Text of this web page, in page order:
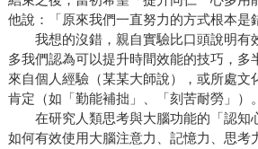
他說：「原來我們一直努力的方式根本是
我想的沒錯，親自實驗比口頭說明有
多我們認為可以提升時間效能的技巧，多
來自個人經驗（某某大師說），或所處文
肯定（如「勤能補拙」、「刻苦耐勞」）。
在研究人類思考與大腦功能的「認知
如何有效使用大腦注意力、記憶力、思考